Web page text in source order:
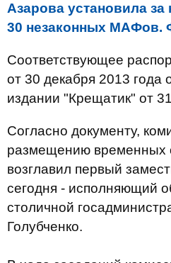
Азарова установила
30 незаконных МАФов.
Соответствующее
от 30 декабря 2013 года
издании "Крещатик" от
Согласно документу,
размещению временных
возглавил первый
сегодня - исполняющий
столичной
Голубченко.